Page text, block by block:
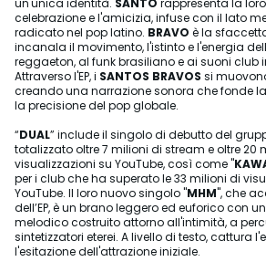
un'unica identità. SANTO rappresenta la
celebrazione e l'amicizia, infuse con il lato
radicato nel pop latino. BRAVO è la
incanala il movimento, l'istinto e l'energia
reggaeton, al funk brasiliano e ai suoni club
Attraverso l'EP, i SANTOS BRAVOS si
creando una narrazione sonora che fonde
la precisione del pop globale.
“DUAL” include il singolo di debutto del
totalizzato oltre 7 milioni di stream e oltre 20
visualizzazioni su YouTube, così come "
per i club che ha superato le 33 milioni di
YouTube. Il loro nuovo singolo "MHM", che
dell’EP, è un brano leggero ed euforico con
melodico costruito attorno all'intimità, a
sintetizzatori eterei. A livello di testo, cattura
l'esitazione dell'attrazione iniziale.